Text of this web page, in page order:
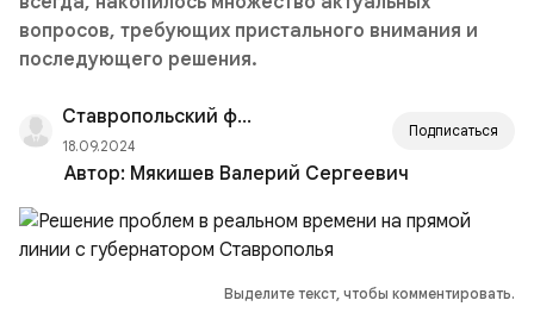
вопросов, требующих пристального внимания и
последующего решения.
Ставропольский филиал РАНХиГС
18.09.2024
Подписаться
Автор: Мякишев Валерий Сергеевич
Выделите текст, чтобы комментировать.